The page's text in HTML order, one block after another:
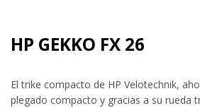
HP GEKKO FX 26
El trike compacto de HP Velotechnik,
plegado compacto y gracias a su rueda